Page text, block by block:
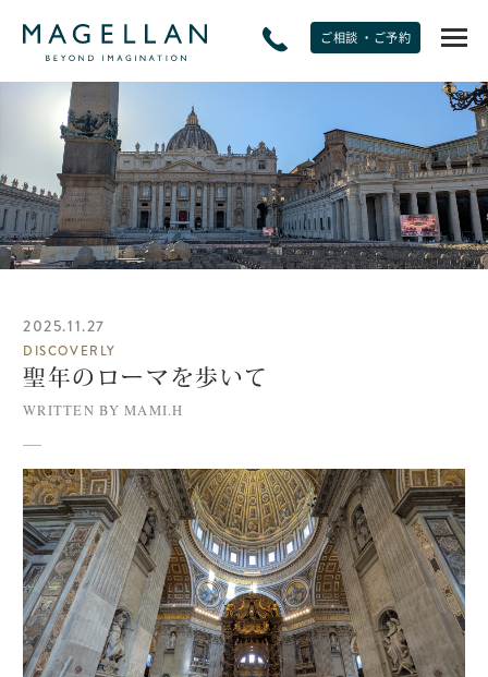
EXPERIENCE
非日常をたのしむ
JOURNAL
トラベルジャーナル
期間限定オファー
モデルプラン
HOTELS & RESORTS
MAGELLAN's Choice
ABOUT US PARTNERS THE LOUNGE INSIGNIA
ご相談 ・ご予約
2025.11.27
DISCOVERLY
聖年のローマを歩いて
WRITTEN BY MAMI.H